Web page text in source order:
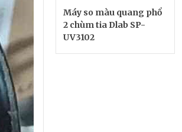
Máy so màu quang phổ
2 chùm tia Dlab SP-
UV3102